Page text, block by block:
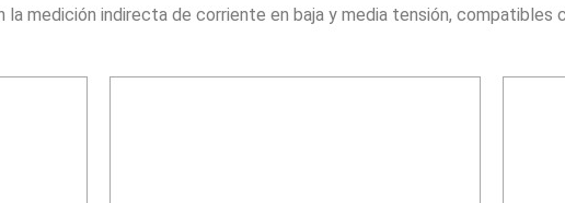
medición indirecta de corriente en baja y media tensión, compatibles